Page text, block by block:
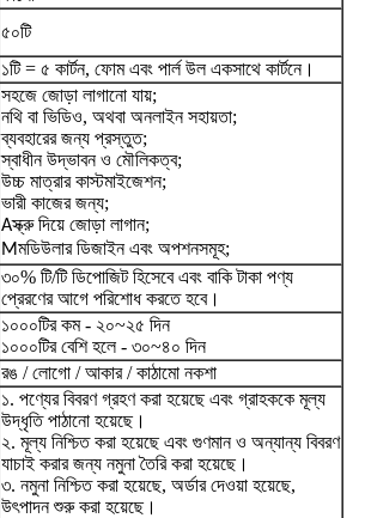
৫০টি
১টি = ৫ কার্টন, ফোম এবং পার্ল উল একসাথে কার্টনে।
সহজে জোড়া লাগানো যায়;
নথি বা ভিডিও, অথবা অনলাইন সহায়তা;
ব্যবহারের জন্য প্রস্তুত;
স্বাধীন উদ্ভাবন ও মৌলিকত্ব;
উচ্চ মাত্রার কাস্টমাইজেশন;
ভারী কাজের জন্য;
Aস্ক্রু দিয়ে জোড়া লাগান;
Mমডিউলার ডিজাইন এবং অপশনসমূহ;
৩০% টি/টি ডিপোজিট হিসেবে এবং বাকি টাকা পণ্য
প্রেরণের আগে পরিশোধ করতে হবে।
১০০০টির কম - ২০~২৫ দিন
১০০০টির বেশি হলে - ৩০~৪০ দিন
রঙ / লোগো / আকার / কাঠামো নকশা
১. পণ্যের বিবরণ গ্রহণ করা হয়েছে এবং গ্রাহককে মূল্য
উদ্ধৃতি পাঠানো হয়েছে।
২. মূল্য নিশ্চিত করা হয়েছে এবং গুণমান ও অন্যান্য বিবরণ
যাচাই করার জন্য নমুনা তৈরি করা হয়েছে।
৩. নমুনা নিশ্চিত করা হয়েছে, অর্ডার দেওয়া হয়েছে,
উৎপাদন শুরু করা হয়েছে।